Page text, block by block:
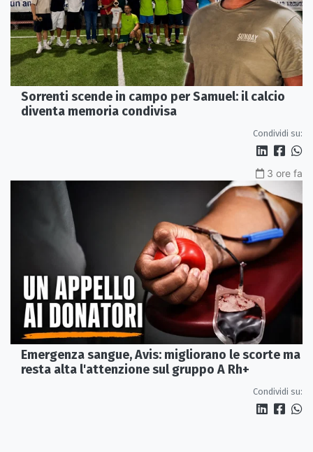
Sorrenti scende in campo per Samuel: il calcio
diventa memoria condivisa
Condividi su:
3 ore fa
Emergenza sangue, Avis: migliorano le scorte ma
resta alta l'attenzione sul gruppo A Rh+
Condividi su: